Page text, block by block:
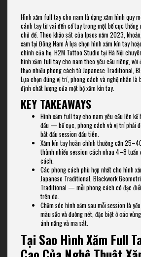
Hình xăm full tay cho nam là dạng xăm hình quy
cánh tay từ vai đến cổ tay trong một bố cục thống
chủ đề. Theo khảo sát của Ipsos năm 2023,
xăm tại Đông Nam Á lựa chọn hình xăm kín tay
chính của họ. H2M Tattoo Studio tại Hà Nội
hình xăm full tay cho nam theo yêu cầu riêng, với
thạo nhiều phong cách từ Japanese Traditional,
Lựa chọn đúng vị trí, phong cách và nghệ nhân là
định chất lượng của một bộ xăm kín tay.
KEY TAKEAWAYS
Hình xăm full tay cho nam yêu cầu lên kế
đầu — bố cục, phong cách và vị trí phải
bắt đầu session đầu tiên.
Xăm kín tay hoàn chỉnh thường cần
thành nhiều session cách nhau 4–8 tuần
cách.
Các phong cách phù hợp nhất cho hình
Japanese Traditional, Blackwork
Traditional — mỗi phong cách có đặc
trên da.
Chăm sóc hình xăm sau mỗi session là
màu sắc và đường nét, đặc biệt ở các
ánh nắng và ma sát.
Tại Sao Hình Xăm Full